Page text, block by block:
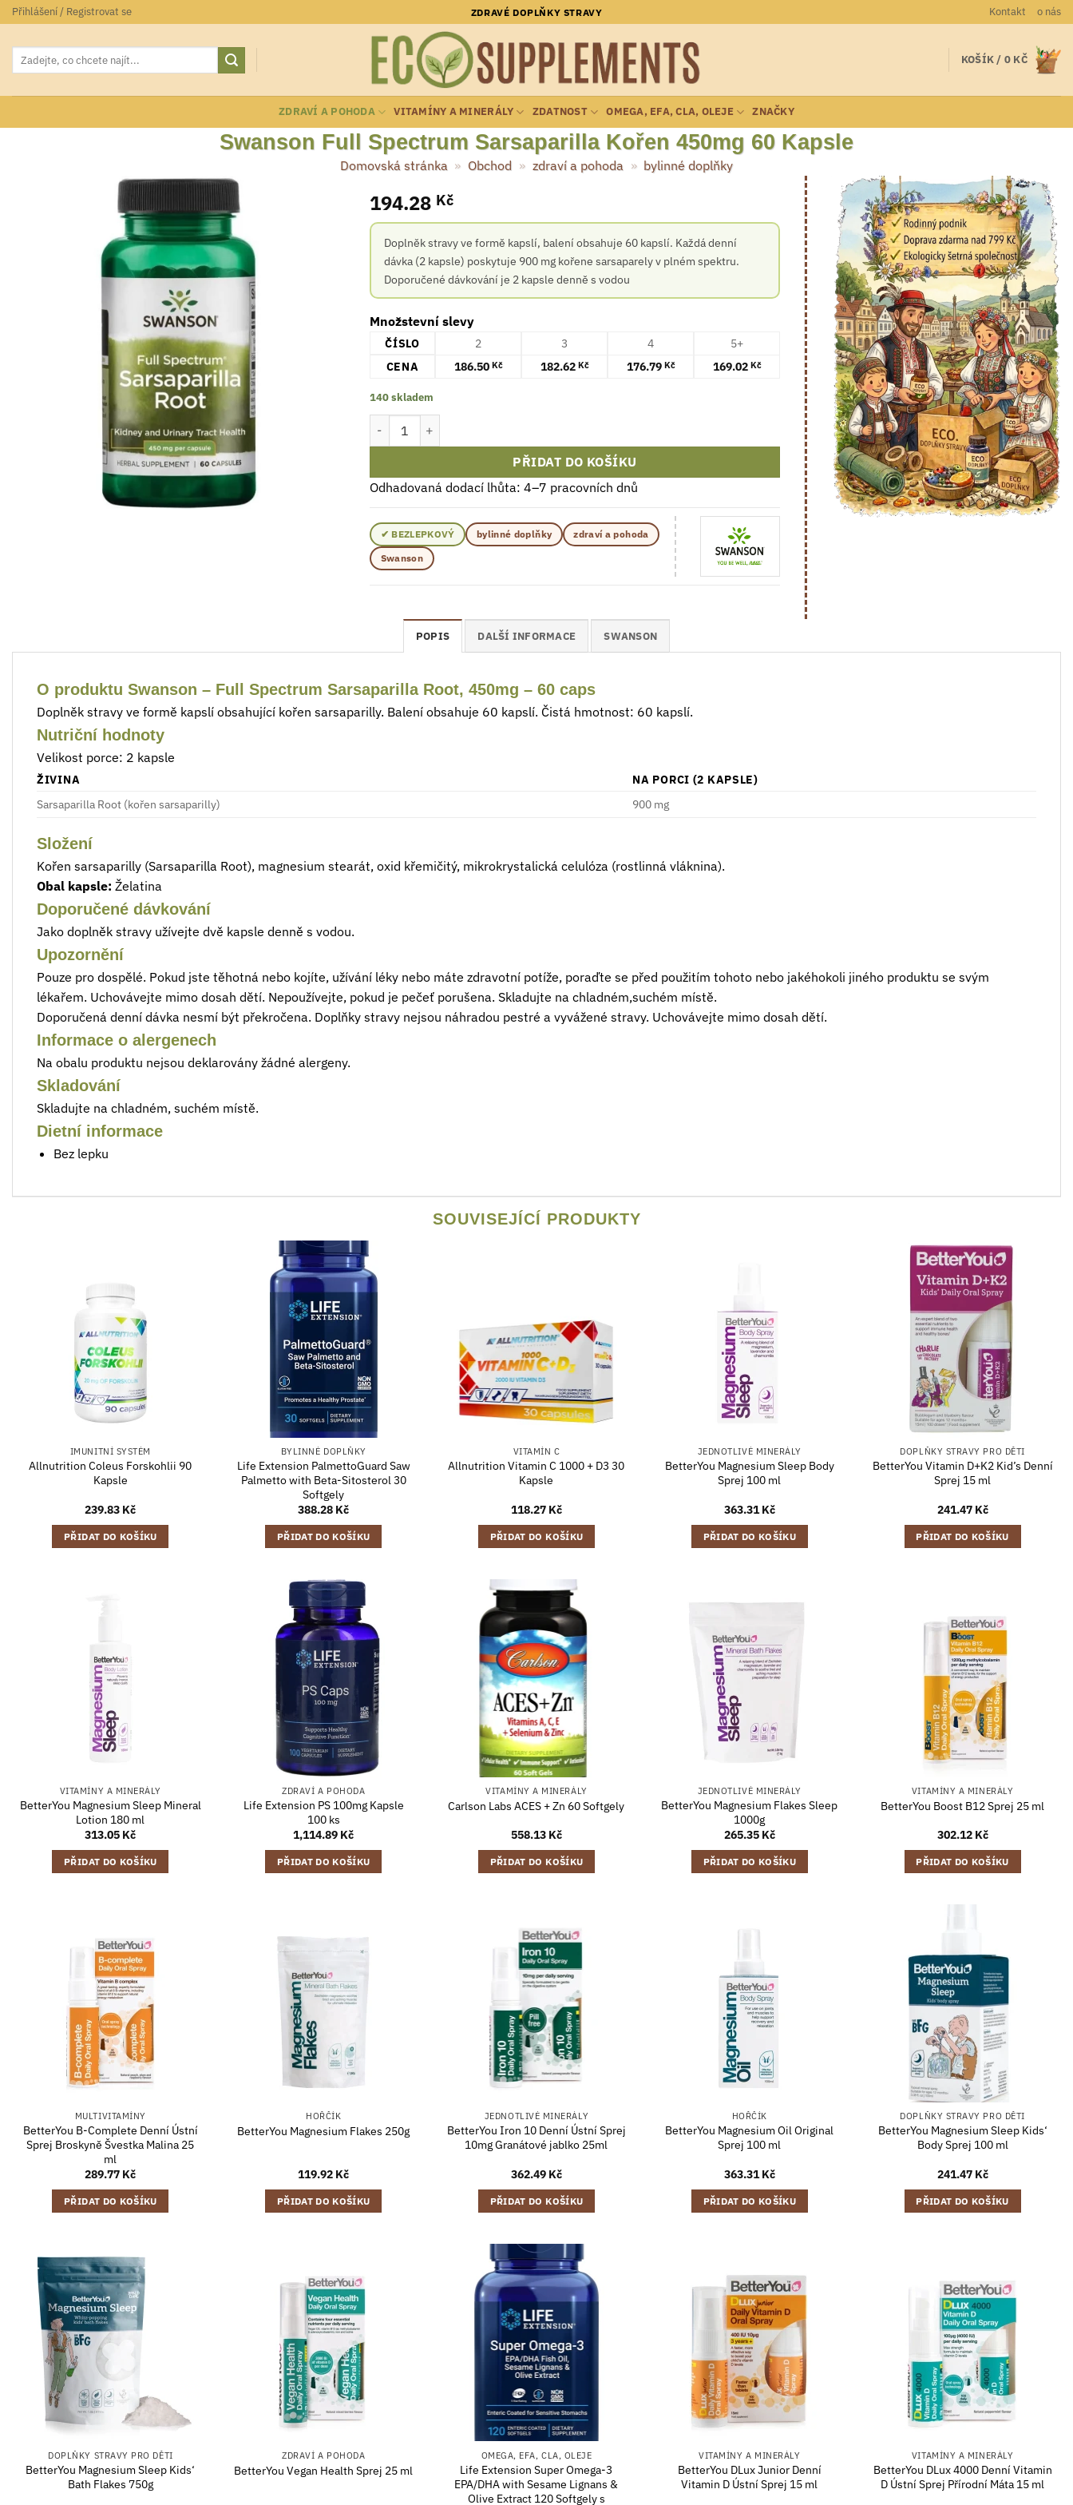
Přeskočit
na
obsah
Přihlášení / Registrovat se ZDRAVÉ DOPLŇKY STRAVY Kontakt o nás
Hledat: KOŠÍK / 0 KČ
ZDRAVÍ A POHODA VITAMÍNY A MINERÁLY ZDATNOST OMEGA, EFA, CLA, OLEJE ZNAČKY
Swanson Full Spectrum Sarsaparilla Kořen 450mg 60 Kapsle
Domovská stránka » Obchod » zdraví a pohoda » bylinné doplňky
194.28 Kč
Doplněk stravy ve formě kapslí, balení obsahuje 60 kapslí. Každá denní
dávka (2 kapsle) poskytuje 900 mg kořene sarsaparely v plném spektru.
Doporučené dávkování je 2 kapsle denně s vodou
Množstevní slevy
ČÍSLO 2 3 4
5+
CENA
186.50 Kč 182.62 Kč 176.79 Kč 169.02 Kč
140 skladem
PŘIDAT DO KOŠÍKU
Odhadovaná dodací lhůta: 4–7 pracovních dnů
✔ BEZLEPKOVÝ bylinné doplňky
zdraví a pohoda
Swanson
POPIS DALŠÍ INFORMACE SWANSON
O produktu Swanson – Full Spectrum Sarsaparilla Root, 450mg – 60 caps
Doplněk stravy ve formě kapslí obsahující kořen sarsaparilly. Balení obsahuje 60 kapslí. Čistá hmotnost: 60 kapslí.
Nutriční hodnoty
Velikost porce: 2 kapsle
ŽIVINA
NA PORCI (2 KAPSLE)
Sarsaparilla Root (kořen sarsaparilly)
900 mg
Složení
Kořen sarsaparilly (Sarsaparilla Root), magnesium stearát, oxid křemičitý, mikrokrystalická celulóza (rostlinná vláknina).
Obal kapsle: Želatina
Doporučené dávkování
Jako doplněk stravy užívejte dvě kapsle denně s vodou.
Upozornění
Pouze pro dospělé. Pokud jste těhotná nebo kojíte, užívání léky nebo máte zdravotní potíže, poraďte se před použitím tohoto nebo jakéhokoli jiného produktu se svým
lékařem. Uchovávejte mimo dosah dětí. Nepoužívejte, pokud je pečeť porušena. Skladujte na chladném,suchém místě.
Doporučená denní dávka nesmí být překročena. Doplňky stravy nejsou náhradou pestré a vyvážené stravy. Uchovávejte mimo dosah dětí.
Informace o alergenech
Na obalu produktu nejsou deklarovány žádné alergeny.
Skladování
Skladujte na chladném, suchém místě.
Dietní informace
Bez lepku
SOUVISEJÍCÍ PRODUKTY
IMUNITNÍ SYSTÉM
Allnutrition Coleus Forskohlii 90
Kapsle
239.83 Kč
PŘIDAT DO KOŠÍKU
BYLINNÉ DOPLŇKY
Life Extension PalmettoGuard Saw
Palmetto with Beta-Sitosterol 30
Softgely
388.28 Kč
PŘIDAT DO KOŠÍKU
VITAMÍN C
Allnutrition Vitamin C 1000 + D3 30
Kapsle
118.27 Kč
PŘIDAT DO KOŠÍKU
JEDNOTLIVÉ MINERÁLY
BetterYou Magnesium Sleep Body
Sprej 100 ml
363.31Kč
PŘIDAT DO KOŠÍKU
DOPLŇKY STRAVY PRO DĚTI
BetterYou Vitamin D+K2 Kid’s Denní
Sprej 15 ml
241.47 Kč
PŘIDAT DO KOŠÍKU
VITAMÍNY A MINERÁLY
BetterYou Magnesium Sleep Mineral
Lotion 180 ml
313.05 Kč
PŘIDAT DO KOŠÍKU
ZDRAVÍ A POHODA
Life Extension PS 100mg Kapsle
100 ks
1,114.89 Kč
PŘIDAT DO KOŠÍKU
VITAMÍNY A MINERÁLY
Carlson Labs ACES + Zn 60 Softgely
558.13 Kč
PŘIDAT DO KOŠÍKU
JEDNOTLIVÉ MINERÁLY
BetterYou Magnesium Flakes Sleep
1000g
265.35 Kč
PŘIDAT DO KOŠÍKU
VITAMÍNY A MINERÁLY
BetterYou Boost B12 Sprej 25 ml
302.12 Kč
PŘIDAT DO KOŠÍKU
MULTIVITAMÍNY
BetterYou B-Complete Denní Ústní
Sprej Broskyně Švestka Malina 25
ml
289.77 Kč
PŘIDAT DO KOŠÍKU
HOŘČÍK
BetterYou Magnesium Flakes 250g
119.92 Kč
PŘIDAT DO KOŠÍKU
JEDNOTLIVÉ MINERÁLY
BetterYou Iron 10 Denní Ústní Sprej
10mg Granátové jablko 25ml
362.49 Kč
PŘIDAT DO KOŠÍKU
HOŘČÍK
BetterYou Magnesium Oil Original
Sprej 100 ml
363.31Kč
PŘIDAT DO KOŠÍKU
DOPLŇKY STRAVY PRO DĚTI
BetterYou Magnesium Sleep Kids‘
Body Sprej 100 ml
241.47 Kč
PŘIDAT DO KOŠÍKU
DOPLŇKY STRAVY PRO DĚTI
BetterYou Magnesium Sleep Kids‘
Bath Flakes 750g
ZDRAVÍ A POHODA
BetterYou Vegan Health Sprej 25 ml
OMEGA, EFA, CLA, OLEJE
Life Extension Super Omega-3
EPA/DHA with Sesame Lignans &
Olive Extract 120 Softgely s
VITAMÍNY A MINERÁLY
BetterYou DLux Junior Denní
Vitamin D Ústní Sprej 15 ml
VITAMÍNY A MINERÁLY
BetterYou DLux 4000 Denní Vitamin
D Ústní Sprej Přírodní Máta 15 ml